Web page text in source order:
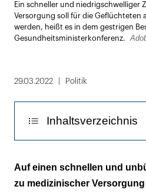
Ein schneller und niedrigschwelliger
Versorgung soll für die Geflüchteten
werden, heißt es in dem gestrigen
Gesundheitsministerkonferenz.
29.03.2022 Politik
Inhaltsverzeichnis
Geflüchtete sollen
Corona hinaus erhalten
Auf einen schnellen und
zu medizinischer